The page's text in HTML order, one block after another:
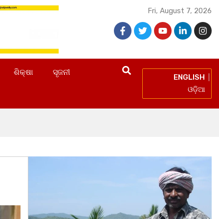
Fri, August 7, 2026
ଶିକ୍ଷା ସୃଜନୀ
ENGLISH
ଓଡ଼ିଆ